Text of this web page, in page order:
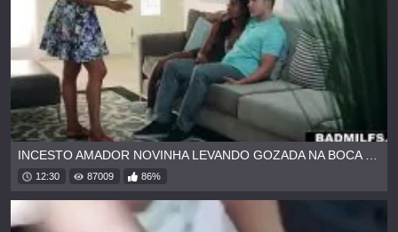
12:30 87009 86%